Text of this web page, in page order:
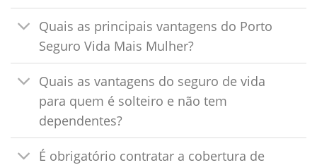
Quais as principais vantagens do Porto
Seguro Vida Mais Mulher?
Quais as vantagens do seguro de vida
para quem é solteiro e não tem
dependentes?
É obrigatório contratar a cobertura de